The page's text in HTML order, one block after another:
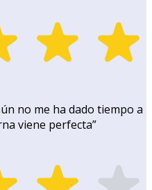
no me ha dado tiempo a
viene perfecta”